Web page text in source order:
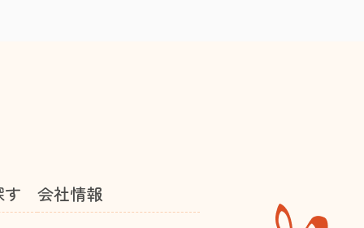
会社情報